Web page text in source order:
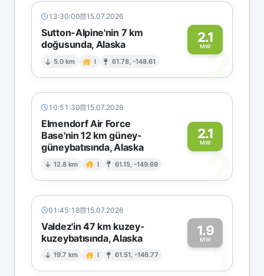
13:30:00 15.07.2026
Sutton-Alpine'nin 7 km
doğusunda, Alaska
5.0 km I 61.78, -148.61
2.1
MW2
10:51:30 15.07.2026
Elmendorf Air Force
Base'nin 12 km güney-
güneybatısında, Alaska
12.8 km I 61.15, -149.69
2.1
MW
2
01:45:18 15.07.2026
Valdez'in 47 km kuzey-
kuzeybatısında, Alaska
19.7 km I 61.51, -146.77
1.9
MW1